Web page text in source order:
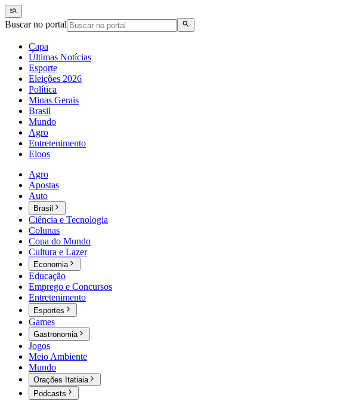
Buscar no portal
Capa
Últimas Notícias
Esporte
Eleições 2026
Política
Minas Gerais
Brasil
Mundo
Agro
Entretenimento
Eloos
Agro
Apostas
Auto
Brasil
Ciência e Tecnologia
Colunas
Copa do Mundo
Cultura e Lazer
Economia
Educação
Emprego e Concursos
Entretenimento
Esportes
Games
Gastronomia
Jogos
Meio Ambiente
Mundo
Orações Itatiaia
Podcasts